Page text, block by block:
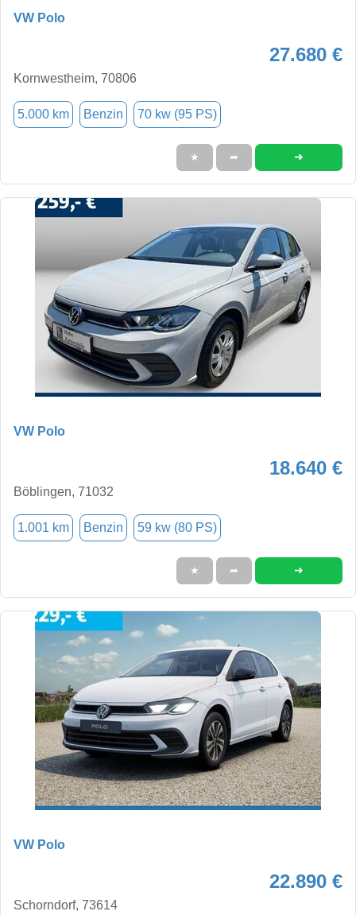
VW Polo
27.680 €
Kornwestheim, 70806
5.000 km Benzin 70 kw (95 PS)
★ ➦ ➜
VW Polo
18.640 €
Böblingen, 71032
1.001 km Benzin 59 kw (80 PS)
★ ➦ ➜
VW Polo
22.890 €
Schorndorf, 73614